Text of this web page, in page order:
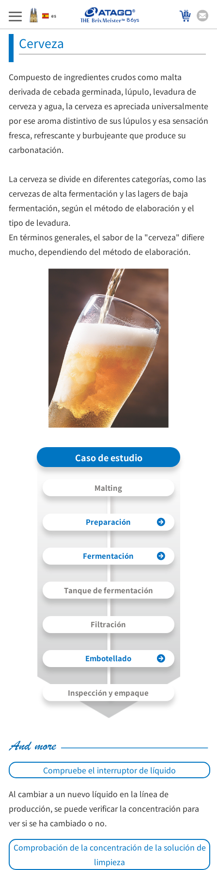
86ys
Cerveza
Compuesto de ingredientes crudos como malta
derivada de cebada germinada, lúpulo, levadura de
cerveza y agua, la cerveza es apreciada universalmente
por ese aroma distintivo de sus lúpulos y esa sensación
fresca, refrescante y burbujeante que produce su
carbonatación.
La cerveza se divide en diferentes categorías, como las
cervezas de alta fermentación y las lagers de baja
fermentación, según el método de elaboración y el
tipo de levadura.
En términos generales, el sabor de la "cerveza" difiere
mucho, dependiendo del método de elaboración.
Caso de estudio
Malting
Preparación
Fermentación
Tanque de fermentación
Filtración
Embotellado
Inspección y empaque
Compruebe el interruptor de líquido
Al cambiar a un nuevo líquido en la línea de
producción, se puede verificar la concentración para
ver si se ha cambiado o no.
Comprobación de la concentración de la solución de
limpieza